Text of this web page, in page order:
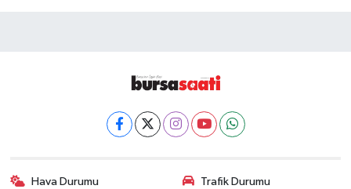
Hava Durumu Trafik Durumu